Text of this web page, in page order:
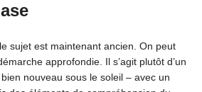
le sujet est maintenant ancien. On peut
approfondie. Il s’agit plutôt d’un
nouveau sous le soleil – avec un